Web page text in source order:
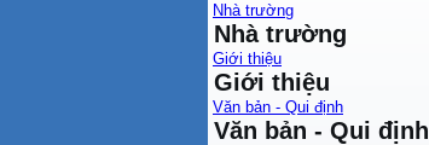
Nhà trường
Nhà trường
Giới thiệu
Giới thiệu
Văn bản - Qui định
Văn bản - Qui định